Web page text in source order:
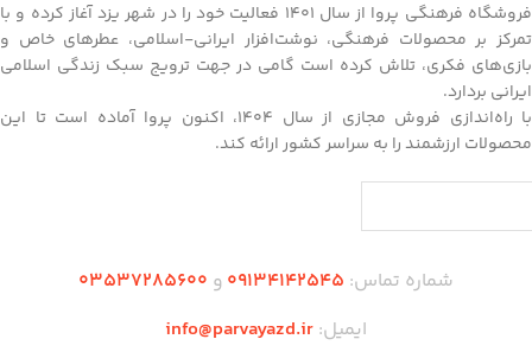
فروشگاه فرهنگی پروا از سال ۱۴۰۱ فعالیت خود را در شهر یزد آغاز کرده و با
تمرکز بر محصولات فرهنگی، نوشت‌افزار ایرانی-اسلامی، عطرهای خاص و
بازی‌های فکری، تلاش کرده است گامی در جهت ترویج سبک زندگی اسلامی
ایرانی بردارد.
با راه‌اندازی فروش مجازی از سال ۱۴۰۴، اکنون پروا آماده است تا این
محصولات ارزشمند را به سراسر کشور ارائه کند.
شماره تماس: 09134142545 و 03537285600
ایمیل: info@parvayazd.ir